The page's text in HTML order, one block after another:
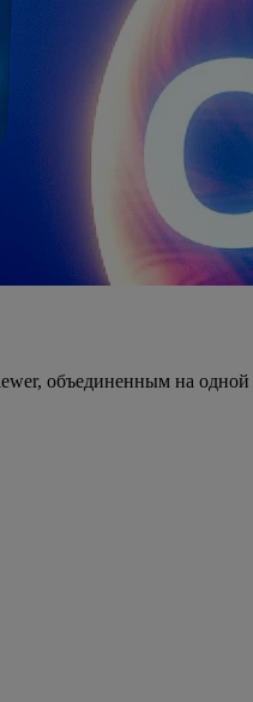
объединенным на